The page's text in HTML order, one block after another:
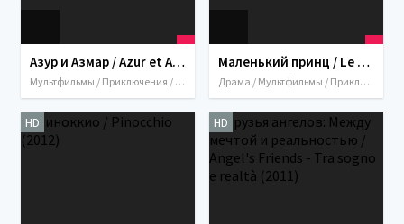
Азур и Азмар / Azur et Asmar (2006)
Мультфильмы / Приключения / Семейный / Фэнтези / США / Италия / Франция / 2006
Маленький принц / Le Petit Prince (2015)
Драма / Мультфильмы / Приключения / Семейный / Фэнтези / 2015 / США / Италия / Франция / Канада / Китай
HD HD